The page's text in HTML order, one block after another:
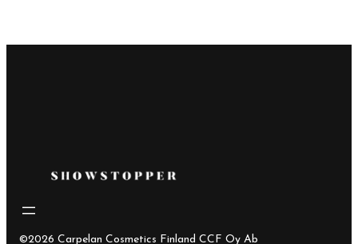
23,80€.8,60€.
©2026 Carpelan Cosmetics Finland CCF Oy Ab